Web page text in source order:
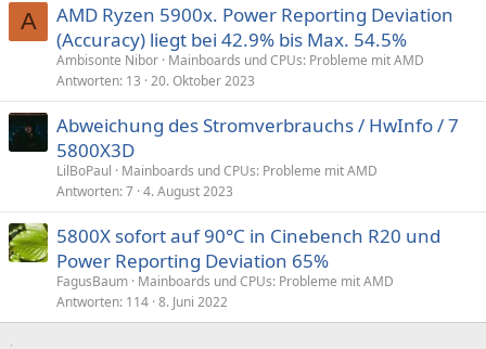
A
AMD Ryzen 5900x. Power Reporting Deviation
(Accuracy) liegt bei 42.9% bis Max. 54.5%
Ambisonte Nibor Mainboards und CPUs: Probleme mit AMD
Antworten 13 20. Oktober 2023
Abweichung des Stromverbrauchs / HwInfo / 7
5800X3D
LilBoPaul
Mainboards und CPUs: Probleme mit AMD
Antworten 7 4. August 2023
5800X sofort auf 90°C in Cinebench R20 und
Power Reporting Deviation 65%
FagusBaum Mainboards und CPUs: Probleme mit AMD
Antworten 114 8. Juni 2022